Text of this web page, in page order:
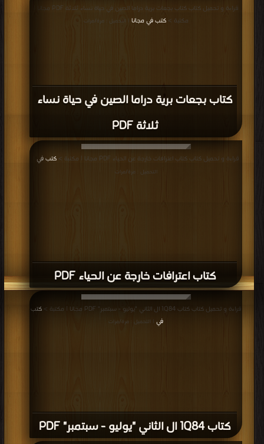
كتاب بجعات برية دراما الصين في حياة نساء
ثلاثة PDF
قراءة و تحميل كتاب كتاب بجعات برية دراما الصين في حياة نساء ثلاثة PDF مجانا |
مكتبة >كتب في مجانا | التحميل : مرة/مرات
كتاب اعترافات خارجة عن الحياء PDF
قراءة و تحميل كتاب كتاب اعترافات خارجة عن الحياء PDF مجانا | مكتبة > كتب في
التحميل : مرة/مرات
كتاب 1Q84 ال الثاني "يوليو - سبتمبر" PDF
قراءة و تحميل كتاب كتاب 1Q84 ال الثاني "يوليو - سبتمبر" PDF مجانا | مكتبة >
كتب
في
| التحميل : مرة/مرات